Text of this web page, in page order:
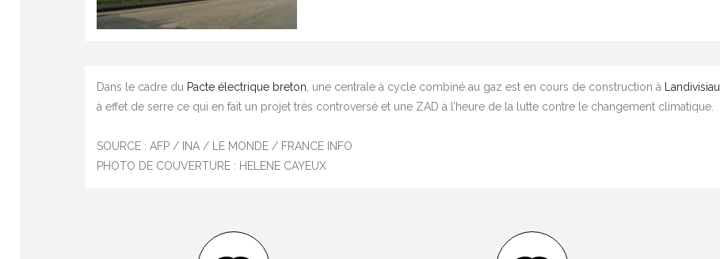
Dans le cadre du Pacte électrique breton , une centrale à cycle combiné au gaz est en cours de construction à Landivisiau
à effet de serre ce qui en fait un projet très controversé et une ZAD à l’heure de la lutte contre le changement climatique.
SOURCE : AFP / INA / LE MONDE / FRANCE INFO
PHOTO DE COUVERTURE : HELENE CAYEUX